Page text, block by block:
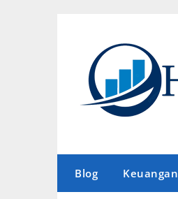
Blog Keuangan